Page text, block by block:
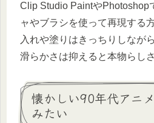
Clip Studio PaintやPhotoshop
ャやブラシを使って再現する
入れや塗りはきっちりしなが
滑らかさは抑えると本物らし
懐かしい90年代アニ
みたい